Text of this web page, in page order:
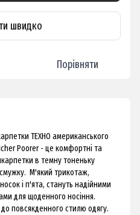
швидко
Порівняти
ТЕХНО американського
Poorer - це комфортні та
в темну тоненьку
М'який трикотаж,
і п'ята, стануть надійними
для щоденного носіння.
до повсякденного стилю одягу.